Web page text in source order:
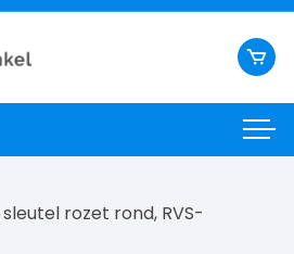
rozet rond, RVS-